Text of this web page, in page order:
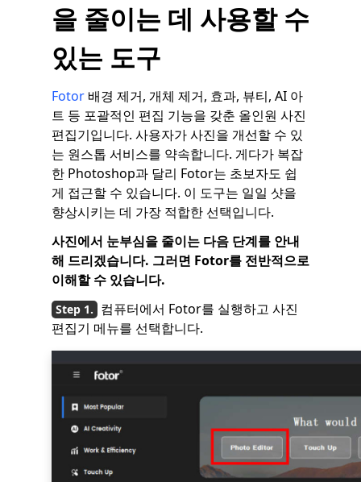
을 줄이는 데 사용할 수
있는 도구
Fotor 배경 제거, 개체 제거, 효과, 뷰티, AI 아
트 등 포괄적인 편집 기능을 갖춘 올인원 사진
편집기입니다. 사용자가 사진을 개선할 수 있
는 원스톱 서비스를 약속합니다. 게다가 복잡
한 Photoshop과 달리 Fotor는 초보자도 쉽
게 접근할 수 있습니다. 이 도구는 일일 샷을
향상시키는 데 가장 적합한 선택입니다.
사진에서 눈부심을 줄이는 다음 단계를 안내
해 드리겠습니다. 그러면 Fotor를 전반적으로
이해할 수 있습니다.
컴퓨터에서 Fotor를 실행하고 사진
편집기 메뉴를 선택합니다.